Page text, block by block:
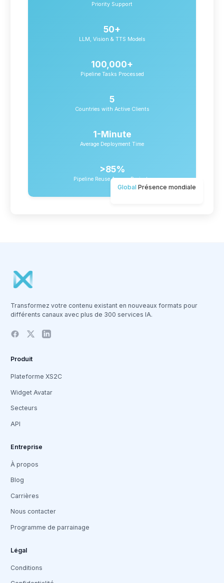
Priority Support
50+
LLM, Vision & TTS Models
100,000+
Pipeline Tasks Processed
5
Countries with Active Clients
1-Minute
Average Deployment Time
>85%
Pipeline Reuse Across Projects
Global Présence mondiale
Transformez votre contenu existant en nouveaux formats pour
différents canaux avec plus de 300 services IA.
Produit
Plateforme XS2C
Widget Avatar
Secteurs
API
Entreprise
À propos
Blog
Carrières
Nous contacter
Programme de parrainage
Légal
Conditions